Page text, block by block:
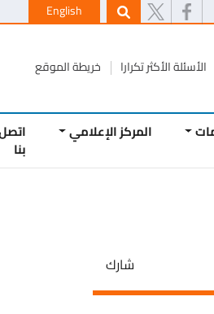
English
الأكثر تكرارا خريطة الموقع
المركز الإعلامي اتصل